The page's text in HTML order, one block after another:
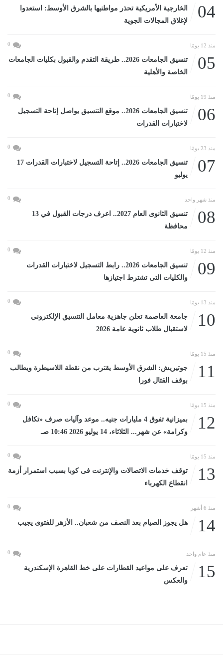
04
الخارجية الأمريكية تحذر مواطنيها بالشرق الأوسط: استعدوا
لإغلاق المجالات الجوية
منذ 12 يومًا 0
05
تنسيق الجامعات 2026.. طريقة التقدم والقبول بكليات الجامعات
الخاصة والأهلية
منذ 19 يومًا 0
06
تنسيق الجامعات 2026.. موقع التنسيق يواصل إتاحة التسجيل
لاختبارات القدرات
منذ 23 يومًا 0
07
تنسيق الجامعات 2026.. إتاحة التسجيل لاختبارات القدرات 17
يوليو
منذ شهر واحد 0
08
تنسيق الثانوى العام 2027.. اعرف درجات القبول في 13
محافظة
منذ 12 يومًا 0
09
تنسيق الجامعات 2026.. رابط التسجيل لاختبارات القدرات
والكليات التى تشترط اجتيازها
منذ 13 يومًا 0
10
جامعة العاصمة تعلن جاهزية معامل التنسيق الإلكتروني
لاستقبال طلاب ثانوية عامة 2026
منذ 15 يومًا 0
11
جوتيريش: الشرق الأوسط يقترب من نقطة اللاسيطرة ويطالب
بوقف القتال فورا
منذ 15 يومًا 0
12
بميزانية تفوق 4 مليارات جنيه.. موعد وآليات صرف «تكافل
وكرامة» عن شهر... الثلاثاء، 14 يوليو 2026 10:46 صـ
منذ 15 يومًا 0
13
توقف خدمات الاتصالات والإنترنت فى كوبا بسبب استمرار أزمة
انقطاع الكهرباء
منذ 6 أشهر 0
14 هل يجوز الصيام بعد النصف من شعبان.. الأزهر للفتوى يجيب
منذ عام واحد 0
15
تعرف على مواعيد القطارات على خط القاهرة الإسكندرية
والعكس